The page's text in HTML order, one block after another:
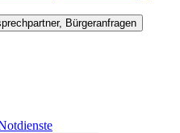
Bürgeranfragen